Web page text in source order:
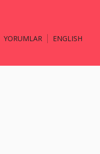
YORUMLAR ENGLISH